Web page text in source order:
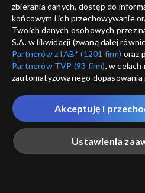
Tanie dranie
Czy wolność ma przyszłość?
Tanie dranie
Po co nam Piłsudski?
zbierania danych, dostęp do
końcowym i ich przechowywanie
Twoich danych osobowych przez
S.A. w likwidacji (zwaną dalej
Partnerów z IAB* (1201 firm) oraz
Partnerów TVP (93 firm), w
zautomatyzowanego dopasowania
które wskazujemy poniżej, a także
przez nas identyfikatora PPID do
Twoje dane osobowe zbierane
Ciebie naszych
poszczególnych
„Portalem”, w tym informacje
Ustawienia
Akceptuję i